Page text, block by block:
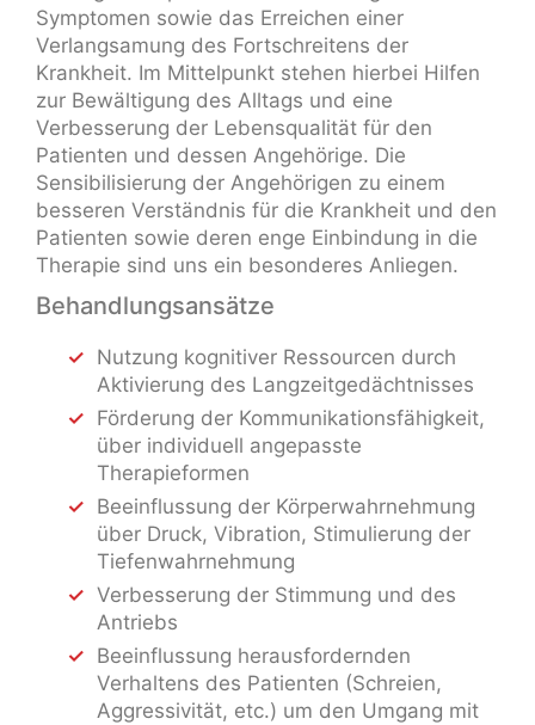
Symptomen sowie das Erreichen einer
Verlangsamung des Fortschreitens der
Krankheit. Im Mittelpunkt stehen hierbei Hilfen
zur Bewältigung des Alltags und eine
Verbesserung der Lebensqualität für den
Patienten und dessen Angehörige. Die
Sensibilisierung der Angehörigen zu einem
besseren Verständnis für die Krankheit und den
Patienten sowie deren enge Einbindung in die
Therapie sind uns ein besonderes Anliegen.
Behandlungsansätze
Nutzung kognitiver Ressourcen durch
Aktivierung des Langzeitgedächtnisses
Förderung der Kommunikationsfähigkeit,
über individuell angepasste
Therapieformen
Beeinflussung der Körperwahrnehmung
über Druck, Vibration, Stimulierung der
Tiefenwahrnehmung
Verbesserung der Stimmung und des
Antriebs
Beeinflussung herausfordernden
Verhaltens des Patienten (Schreien,
Aggressivität, etc.) um den Umgang mit